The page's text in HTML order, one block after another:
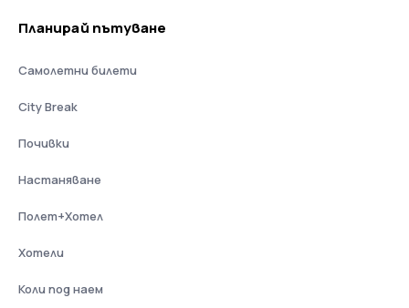
Планирай пътуване
Самолетни билети
City Break
Почивки
Настаняване
Полет+Хотел
Хотели
Коли под наем